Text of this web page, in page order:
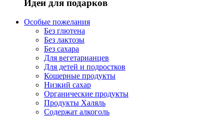
Идеи для подарков
Особые пожелания
Без глютена
Без лактозы
Без сахара
Для вегетарианцев
Для детей и подростков
Кошерные продукты
Низкий сахар
Органические продукты
Продукты Халяль
Содержат алкоголь